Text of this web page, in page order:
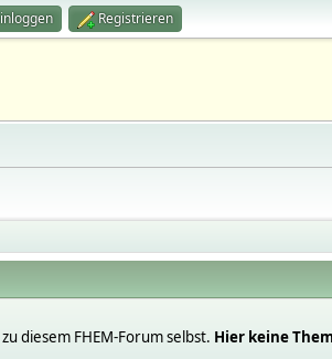
Registrieren
diesem FHEM-Forum selbst. Hier keine